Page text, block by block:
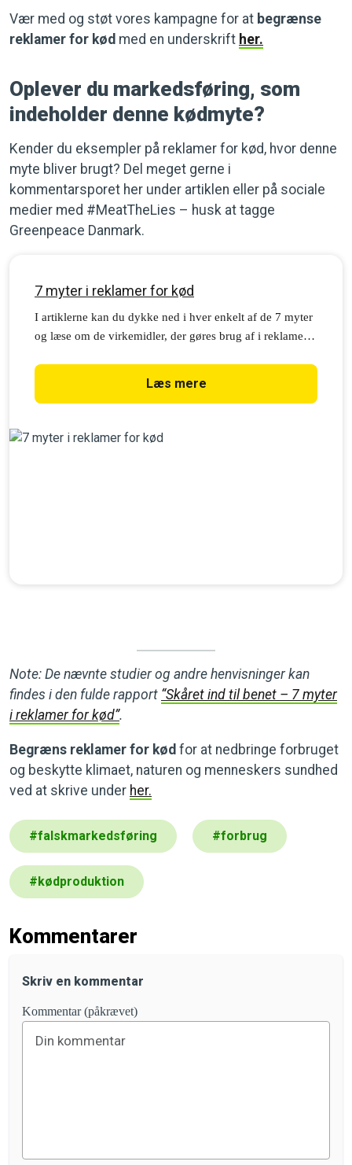
Vær med og støt vores kampagne for at begrænse
reklamer for kød med en underskrift her.
Oplever du markedsføring, som
indeholder denne kødmyte?
Kender du eksempler på reklamer for kød, hvor denne
myte bliver brugt? Del meget gerne i
kommentarsporet her under artiklen eller på sociale
medier med #MeatTheLies – husk at tagge
Greenpeace Danmark.
7 myter i reklamer for kød
I artiklerne kan du dykke ned i hver enkelt af de 7 myter
og læse om de virkemidler, der gøres brug af i reklamer
undgå selv at blive snydt.
Læs mere
Note: De nævnte studier og andre henvisninger kan
findes i den fulde rapport “Skåret ind til benet – 7 myter
i reklamer for kød”.
Begræns reklamer for kød for at nedbringe forbruget
og beskytte klimaet, naturen og menneskers sundhed
ved at skrive under her.
#falskmarkedsføring #forbrug
#kødproduktion
Kommentarer
Skriv en kommentar
Kommentar (påkrævet)